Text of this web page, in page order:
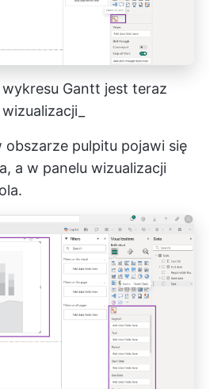
Gantt jest teraz
obszarze pulpitu pojawi się
a w panelu wizualizacji